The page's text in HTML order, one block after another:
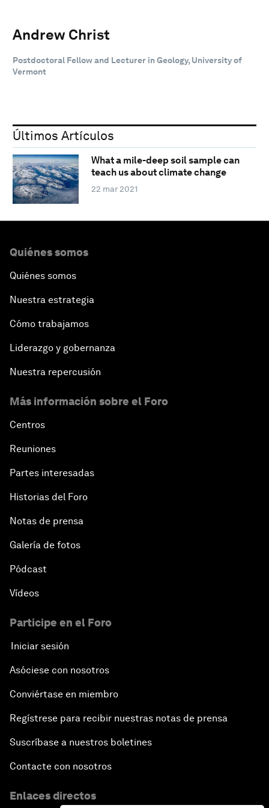
Andrew Christ
Postdoctoral Fellow and Lecturer in Geology, University of
Vermont
Últimos Artículos
What a mile-deep soil sample can
teach us about climate change
22 mar 2021
Quiénes somos
Quiénes somos
Nuestra estrategia
Cómo trabajamos
Liderazgo y gobernanza
Nuestra repercusión
Más información sobre el Foro
Centros
Reuniones
Partes interesadas
Historias del Foro
Notas de prensa
Galería de fotos
Pódcast
Vídeos
Participe en el Foro
Iniciar sesión
Asóciese con nosotros
Conviértase en miembro
Regístrese para recibir nuestras notas de prensa
Suscríbase a nuestros boletines
Contacte con nosotros
Enlaces directos